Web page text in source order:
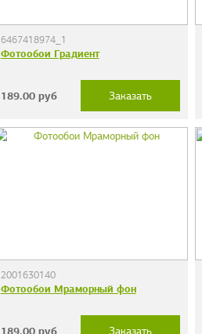
6467418974_1
Фотообои Градиент
189.00руб Заказать
2001630140
Фотообои Мраморный фон
189.00руб Заказать